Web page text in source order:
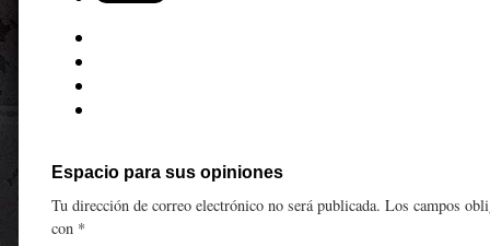
Espacio para sus opiniones
Tu dirección de correo electrónico no será publicada. Los campos
con *